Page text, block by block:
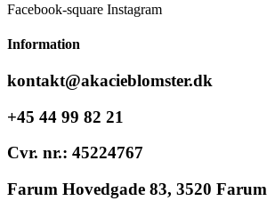
Facebook-square Instagram
Information
kontakt@akacieblomster.dk
+45 44 99 82 21
Cvr. nr.: 45224767
Farum Hovedgade 83, 3520 Farum